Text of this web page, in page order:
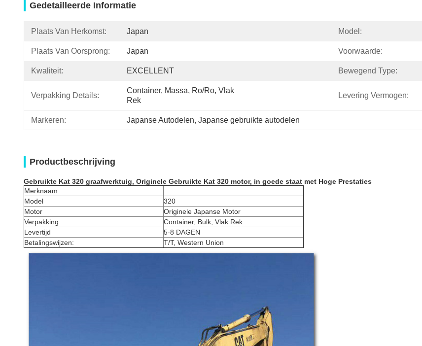
Gedetailleerde Informatie
Plaats Van Herkomst: Japan Model:
Plaats Van Oorsprong: Japan Voorwaarde:
Kwaliteit: EXCELLENT Bewegend Type:
Verpakking Details:
Container, Massa, Ro/ro, Vlak
Rek
Levering Vermogen:
Markeren: Japanse Autodelen, Japanse gebruikte autodelen
Productbeschrijving
Gebruikte Kat 320 graafwerktuig, Originele Gebruikte Kat 320 motor, in goede staat met Hoge Prestaties
Merknaam
Model
320
Motor
Originele Japanse Motor
Verpakking
Container, Bulk, Vlak Rek
Levertijd
5-8 DAGEN
Betalingswijzen:
T/T, Western Union